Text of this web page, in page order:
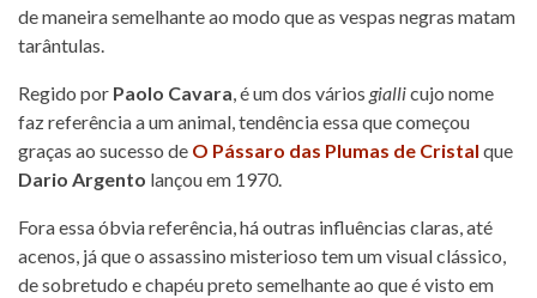
de maneira semelhante ao modo que as vespas negras matam
tarântulas.
Regido por Paolo Cavara, é um dos vários giallicujo nome
faz referência a um animal, tendência essa que começou
graças ao sucesso de O Pássaro das Plumas de Cristal que
Dario Argento lançou em 1970.
Fora essa óbvia referência, há outras influências claras, até
acenos, já que o assassino misterioso tem um visual clássico,
de sobretudo e chapéu preto semelhante ao que é visto em